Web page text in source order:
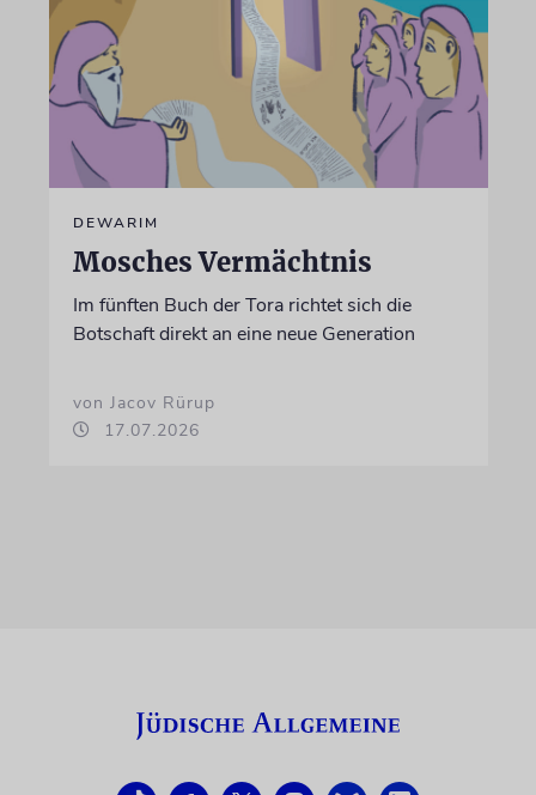
DEWARIM
Mosches Vermächtnis
Im fünften Buch der Tora richtet sich die
Botschaft direkt an eine neue Generation
von Jacov Rürup
17.07.2026